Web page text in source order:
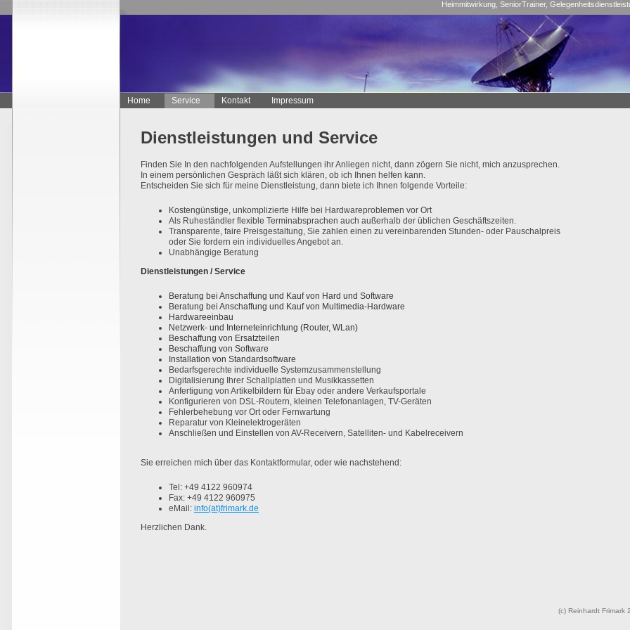
Heimmitwirkung, SeniorTrainer,
Home Service Kontakt Impressum
Dienstleistungen und Service
Finden Sie In den nachfolgenden Aufstellungen ihr Anliegen nicht, dann zögern Sie nicht, mich anzusprechen.
In einem persönlichen Gespräch läßt sich klären, ob ich Ihnen helfen kann.
Entscheiden Sie sich für meine Dienstleistung, dann biete ich Ihnen folgende Vorteile:
Kostengünstige, unkomplizierte Hilfe bei Hardwareproblemen vor Ort
Als Ruheständler flexible Terminabsprachen auch außerhalb der üblichen Geschäftszeiten.
Transparente, faire Preisgestaltung, Sie zahlen einen zu vereinbarenden Stunden- oder Pauschalpreis
oder Sie fordern ein individuelles Angebot an.
Unabhängige Beratung
Dienstleistungen / Service
Beratung bei Anschaffung und Kauf von Hard und Software
Beratung bei Anschaffung und Kauf von Multimedia-Hardware
Hardwareeinbau
Netzwerk- und Interneteinrichtung (Router, WLan)
Beschaffung von Ersatzteilen
Beschaffung von Software
Installation von Standardsoftware
Bedarfsgerechte individuelle Systemzusammenstellung
Digitalisierung Ihrer Schallplatten und Musikkassetten
Anfertigung von Artikelbildern für Ebay oder andere Verkaufsportale
Konfigurieren von DSL-Routern, kleinen Telefonanlagen, TV-Geräten
Fehlerbehebung vor Ort oder Fernwartung
Reparatur von Kleinelektrogeräten
Anschließen und Einstellen von AV-Receivern, Satelliten- und Kabelreceivern
Sie erreichen mich über das Kontaktformular, oder wie nachstehend:
Tel: +49 4122 960974
Fax: +49 4122 960975
eMail: info(at)frimark.de
Herzlichen Dank.
(c) Reinhardt Frimark